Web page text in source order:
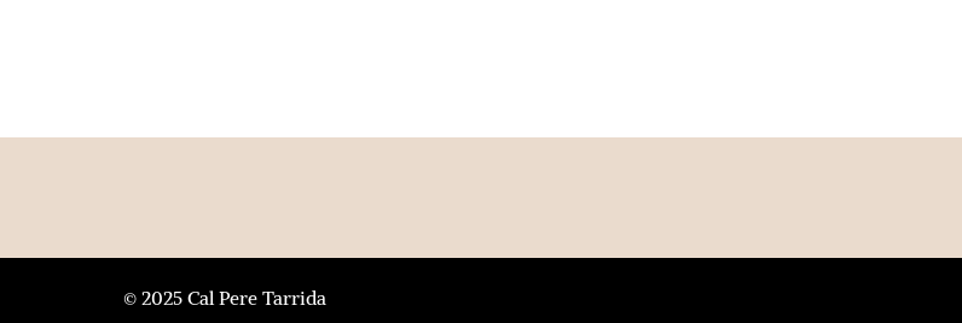
© 2025 Cal Pere Tarrida